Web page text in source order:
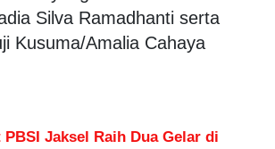
Silva Ramadhanti serta
Kusuma/Amalia Cahaya
Jaksel Raih Dua Gelar di